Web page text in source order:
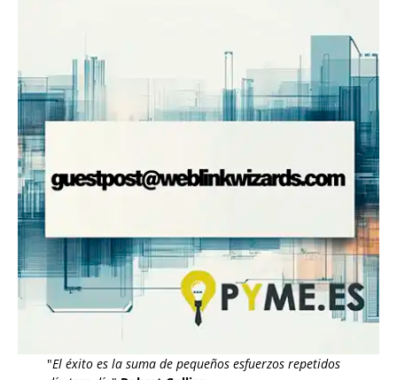
"El éxito es la suma de pequeños esfuerzos repetidos